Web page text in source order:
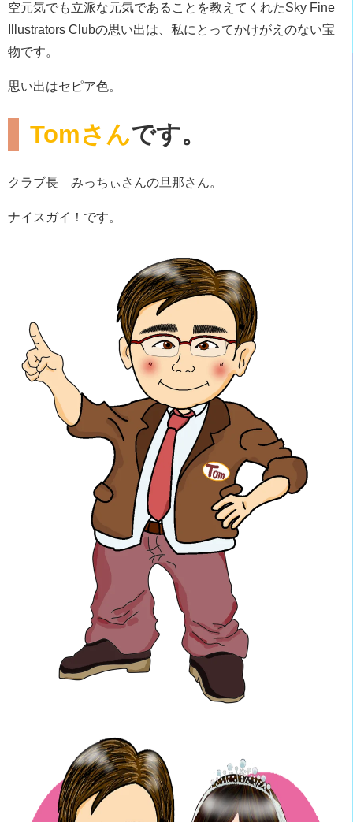
空元気でも立派な元気であることを教えてくれたSky Fine
Illustrators Clubの思い出は、私にとってかけがえのない宝
物です。
思い出はセピア色。
Tomさんです。
クラブ長 みっちぃさんの旦那さん。
ナイスガイ！です。